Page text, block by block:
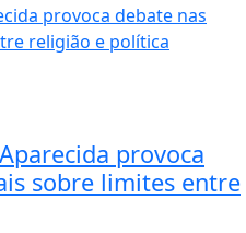
provoca
sobre limites entre